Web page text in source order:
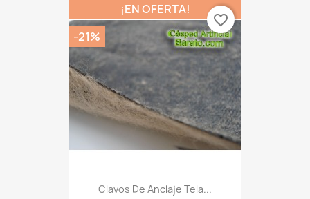
Clavos De Anclaje Tela...
¡EN OFERTA!
-21%
favorite_border